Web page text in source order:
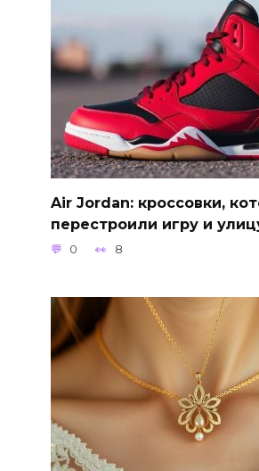
Air Jordan: кроссовки,
перестроили игру и
0 8